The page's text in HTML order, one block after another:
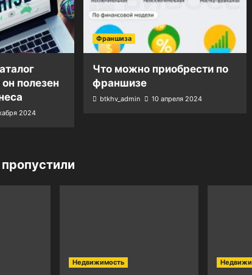
полезен
2024
Франшиза
Что можно приобрести по
франшизе
btkhv_admin 10 апреля 2024
Недвижимость